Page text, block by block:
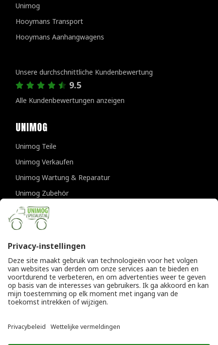
Unimog
Hooymans Transport
Hooymans Aanhangwagens
Unsere durchschnittliche Kundenbewertung
9.5
Alle Kundenbewertungen anzeigen
UNIMOG
Unimog Teile
Unimog Verkaufen
Unimog Wartung & Reparatur
Unimog Zubehör
Unimog APK-prufungen
KONTAKTDATEN
Provincialeweg 94-98
Die Niederlande
T+31 (0)418 632073
Einfo@unimogspecialist.nl